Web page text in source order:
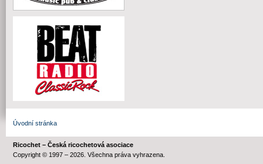
Úvodní stránka
Ricochet – Česká ricochetová asociace
Copyright © 1997 – 2026. Všechna práva vyhrazena.